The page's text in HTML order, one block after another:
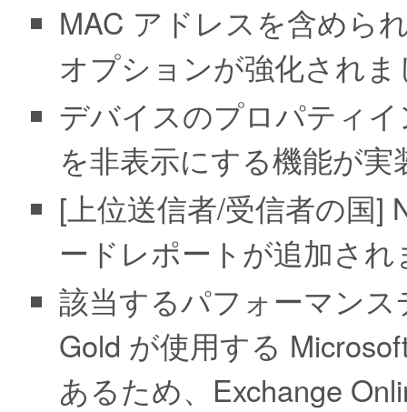
MAC アドレスを含めら
オプションが強化されま
デバイスのプロパティ
を非表示にする機能が
[上位送信者/受信者の国]
ードレポートが追加され
該当するパフォーマン
Gold が使用する
あるため、Exchange